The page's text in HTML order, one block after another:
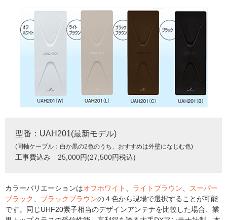
型番：UAH201(最新モデル)
(同軸ケーブル：白か黒の2色のうち、おすすめは外壁になじむ色)
工事費込み 25,000円(27,500円税込)
カラーバリエーションはオフホワイト ライトブラウン
スーパー
ブラック
ブラックブラウンの４色から現場で選択することが可能
です。同じUHF20素子相当のデザインアンテナを比較した場合、業